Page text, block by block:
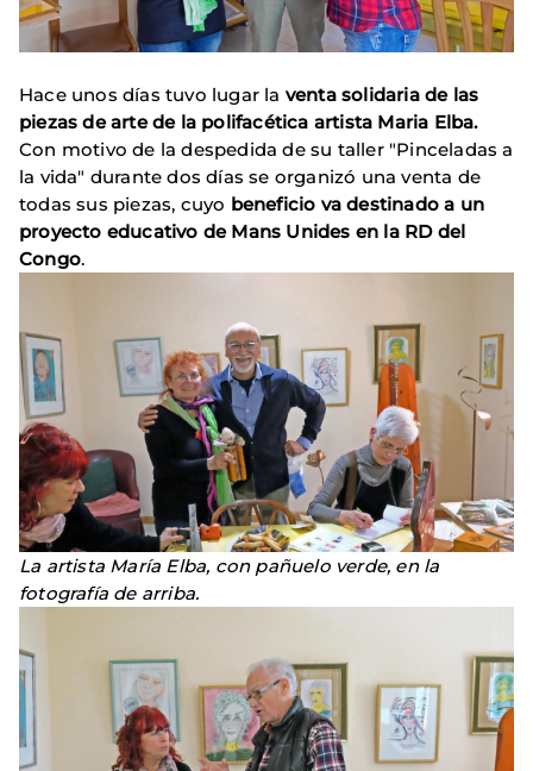
Hace unos días tuvo lugar la venta solidaria de las
piezas de arte de la polifacética artista Maria Elba.
Con motivo de la despedida de su taller "Pinceladas a
la vida" durante dos días se organizó una venta de
todas sus piezas, cuyo beneficio va destinado a un
proyecto educativo de Mans Unides en la RD del
Congo.
La artista María Elba, con pañuelo verde, en la
fotografía de arriba.